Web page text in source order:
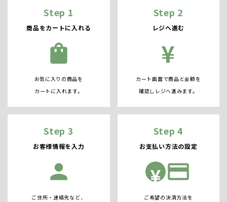
Step 1
商品をカートに入れる
shopping_bag
お気に入りの商品を
カートに入れます。
Step 2
レジへ進む
¥
カート画面で商品と金額を
確認しレジへ進みます。
Step 3
お客様情報を入力
person
ご住所・連絡先など、
Step 4
お支払い方法の設定
¥ credit_card
ご希望の決済方法を